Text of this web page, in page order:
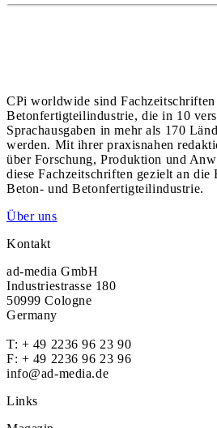
CPi worldwide sind
Betonfertigteilindustrie, die in 10
Sprachausgaben in mehr als 170
werden. Mit ihrer praxisnahen
über Forschung, Produktion und
diese Fachzeitschriften gezielt an die
Beton- und Betonfertigteilindustrie.
Über uns
Kontakt
ad-media GmbH
Industriestrasse 180
50999 Cologne
Germany
T: + 49 2236 96 23 90
F: + 49 2236 96 23 96
info@ad-media.de
Links